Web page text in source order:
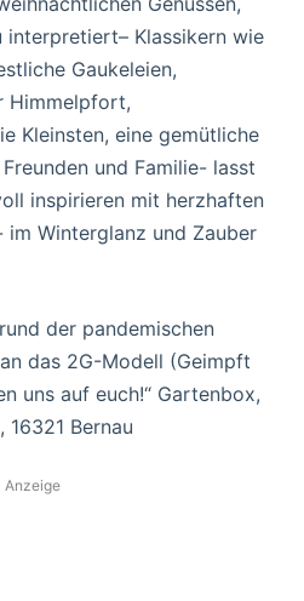
interpretiert– Klassikern wie
Gaukeleien,
Himmelpfort,
Kleinsten, eine gemütliche
und Familie- lasst
inspirieren mit herzhaften
im Winterglanz und Zauber
der pandemischen
das 2G-Modell (Geimpft
uns auf euch!“ Gartenbox,
16321 Bernau
Anzeige